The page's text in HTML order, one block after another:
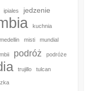
ipiales jedzenie
kuchnia
medellin misti mundial
podróż podróże
trujillo tulcan